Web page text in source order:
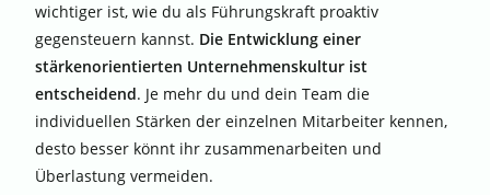
wichtiger ist, wie du als Führungskraft proaktiv
gegensteuern kannst. Die Entwicklung einer
stärkenorientierten Unternehmenskultur ist
entscheidend. Je mehr du und dein Team die
individuellen Stärken der einzelnen Mitarbeiter kennen,
desto besser könnt ihr zusammenarbeiten und
Überlastung vermeiden.